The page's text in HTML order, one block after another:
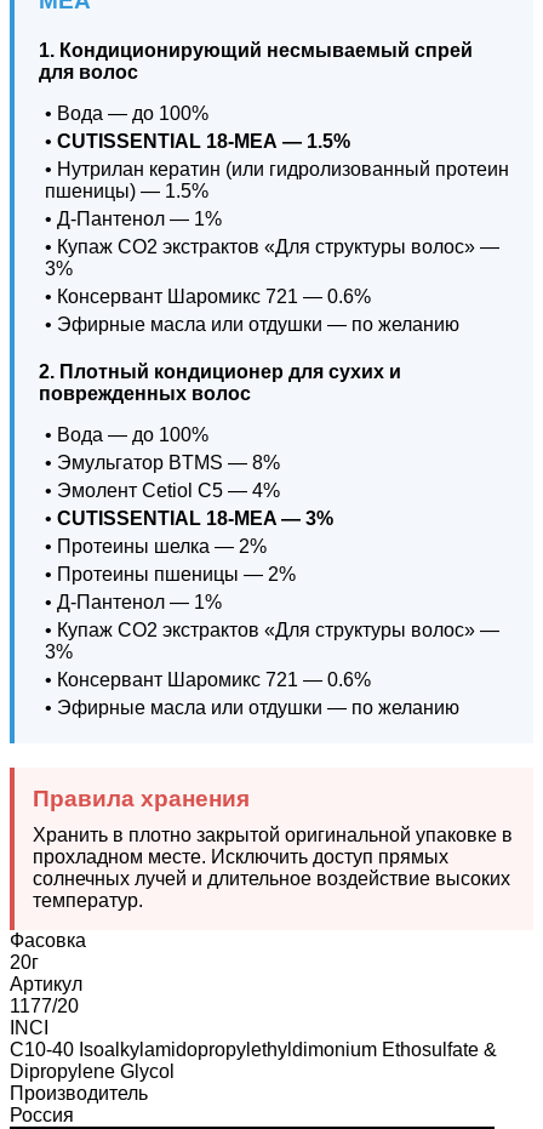
1. Кондиционирующий несмываемый спрей
для волос
• Вода — до 100%
• CUTISSENTIAL 18-МЕА — 1.5%
• Нутрилан кератин (или гидролизованный протеин
пшеницы) — 1.5%
• Д-Пантенол — 1%
• Купаж СО2 экстрактов «Для структуры волос» —
3%
• Консервант Шаромикс 721 — 0.6%
• Эфирные масла или отдушки — по желанию
2. Плотный кондиционер для сухих и
поврежденных волос
• Вода — до 100%
• Эмульгатор BTMS — 8%
• Эмолент Cetiol C5 — 4%
• CUTISSENTIAL 18-MEA — 3%
• Протеины шелка — 2%
• Протеины пшеницы — 2%
• Д-Пантенол — 1%
• Купаж СО2 экстрактов «Для структуры волос» —
3%
• Консервант Шаромикс 721 — 0.6%
• Эфирные масла или отдушки — по желанию
Правила хранения
Хранить в плотно закрытой оригинальной упаковке в
прохладном месте. Исключить доступ прямых
солнечных лучей и длительное воздействие высоких
температур.
Фасовка
20г
Артикул
1177/20
INCI
C10-40 Isoalkylamidopropylethyldimonium Ethosulfate &
Dipropylene Glycol
Производитель
Россия